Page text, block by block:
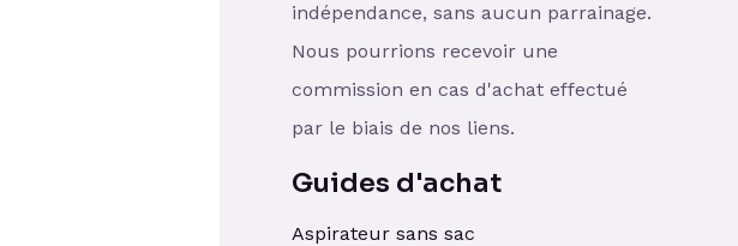
indépendance, sans aucun parrainage.
Nous pourrions recevoir une
commission en cas d'achat effectué
par le biais de nos liens.
Guides d'achat
Aspirateur sans sac